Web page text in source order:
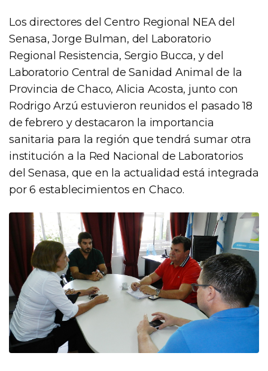
Los directores del Centro Regional NEA del
Senasa, Jorge Bulman, del Laboratorio
Regional Resistencia, Sergio Bucca, y del
Laboratorio Central de Sanidad Animal de la
Provincia de Chaco, Alicia Acosta, junto con
Rodrigo Arzú estuvieron reunidos el pasado 18
de febrero y destacaron la importancia
sanitaria para la región que tendrá sumar otra
institución a la Red Nacional de Laboratorios
del Senasa, que en la actualidad está integrada
por 6 establecimientos en Chaco.